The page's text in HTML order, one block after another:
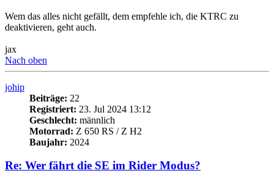
Wem das alles nicht gefällt, dem empfehle ich, die KTRC zu
deaktivieren, geht auch.
jax
Nach oben
johip
Beiträge: 22
Registriert: 23. Jul 2024 13:12
Geschlecht: männlich
Motorrad: Z 650 RS / Z H2
Baujahr: 2024
Re: Wer fährt die SE im Rider Modus?